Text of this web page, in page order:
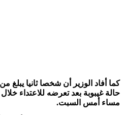
غيبوبة بعد تعرضه للاعتداء خلال
أمس السبت.